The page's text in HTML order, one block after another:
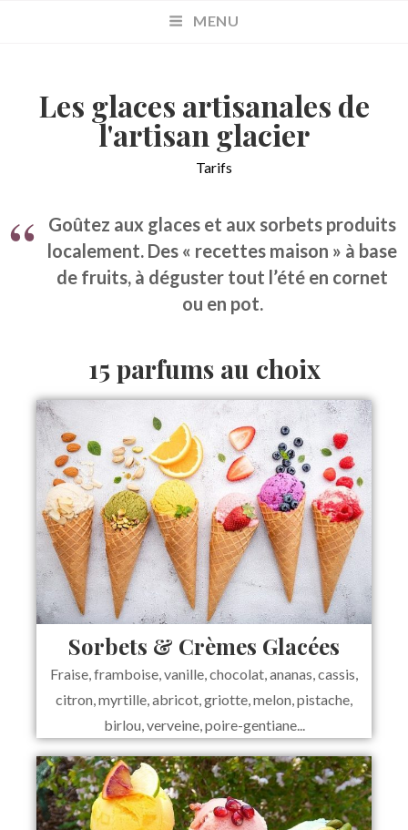
MENU
Les glaces artisanales de
l'artisan glacier
Tarifs
Goûtez aux glaces et aux sorbets produits
localement. Des « recettes maison » à base
de fruits, à déguster tout l’été en cornet
ou en pot.
15 parfums au choix​
Sorbets & Crèmes Glacées
Fraise, framboise, vanille, chocolat, ananas, cassis,
citron, myrtille, abricot, griotte, melon, pistache,
birlou, verveine, poire-gentiane...